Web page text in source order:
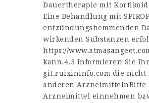
Dauertherapie mit
Eine Behandlung mit
entzündungshemmenden
wirkenden Substanzen
https://
kann.4.3 Informieren Sie
git.ruixininfo.com die nicht
anderen ArzneimittelnBitte
Arzneimittel einnehmen